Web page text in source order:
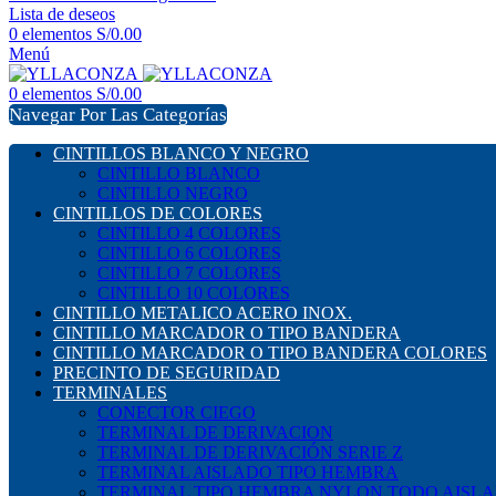
Lista de deseos
0 elementos S/0.00
Menú
0 elementos S/0.00
Navegar Por Las Categorías
CINTILLOS BLANCO Y NEGRO
CINTILLO BLANCO
CINTILLO NEGRO
CINTILLOS DE COLORES
CINTILLO 4 COLORES
CINTILLO 6 COLORES
CINTILLO 7 COLORES
CINTILLO 10 COLORES
CINTILLO METALICO ACERO INOX.
CINTILLO MARCADOR O TIPO BANDERA
CINTILLO MARCADOR O TIPO BANDERA COLORES
PRECINTO DE SEGURIDAD
TERMINALES
CONECTOR CIEGO
TERMINAL DE DERIVACION
TERMINAL DE DERIVACIÓN SERIE Z
TERMINAL AISLADO TIPO HEMBRA
TERMINAL TIPO HEMBRA NYLON TODO